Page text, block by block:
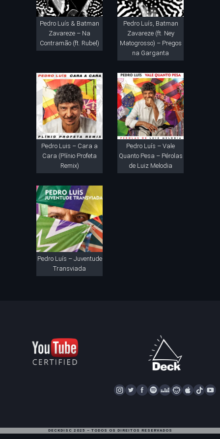
Pedro Luís & Batman
Zavareze – Na
Contramão (ft. Rubel)
Pedro Luís, Batman
Zavareze (ft. Ney
Matogrosso) – Pregos
na Garganta
Pedro Luis – Cara a
Cara (Plínio Profeta
Remix)
Pedro Luís – Vale
Quanto Pesa – Pérolas
de Luiz Melodia
Pedro Luís – Juventude
Transviada
I
N
A
T
W
T
F
A
S
P
I
D
E
E
N
A
T
A
P
E
T
O
U
DECKDISC 2025 – TODOS OS DIREITOS RESERVADOS